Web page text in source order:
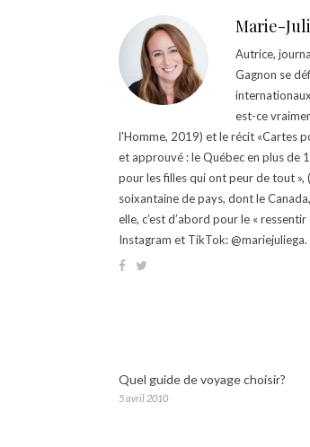
Marie-
Autrice,
Gagnon se
est-ce
l'Homme, 2019) et le récit «Cartes
et approuvé : le Québec en plus de
pour les filles qui ont peur de tout
soixantaine de pays, dont le
elle, c’est d’abord pour le «
Instagram et TikTok:
Quel guide de voyage choisir?
5 avril 2010